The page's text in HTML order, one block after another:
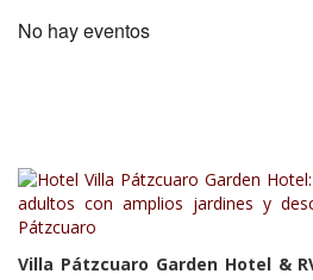
No hay eventos
Villa Pátzcuaro Garden Hotel &